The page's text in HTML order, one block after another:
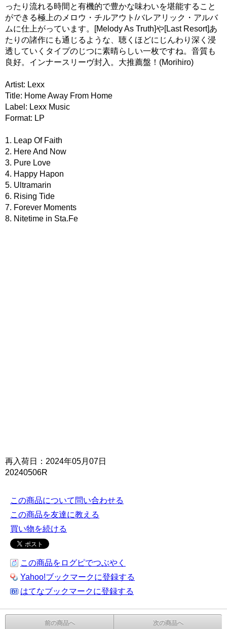
ったり流れる時間と有機的で豊かな味わいを堪能すること
ができる極上のメロウ・チルアウト/バレアリック・アルバ
ムに仕上がっています。[Melody As Truth]や[Last Resort]あ
たりの諸作にも通じるような、聴くほどにじんわり深く浸
透していくタイプのじつに素晴らしい一枚ですね。音質も
良好。インナースリーヴ封入。大推薦盤！(Morihiro)
Artist: Lexx
Title: Home Away From Home
Label: Lexx Music
Format: LP
1. Leap Of Faith
2. Here And Now
3. Pure Love
4. Happy Hapon
5. Ultramarin
6. Rising Tide
7. Forever Moments
8. Nitetime in Sta.Fe
再入荷日：2024年05月07日
20240506R
この商品について問い合わせる
この商品を友達に教える
買い物を続ける
この商品をログピでつぶやく
Yahoo!ブックマークに登録する
はてなブックマークに登録する
前の商品へ 次の商品へ